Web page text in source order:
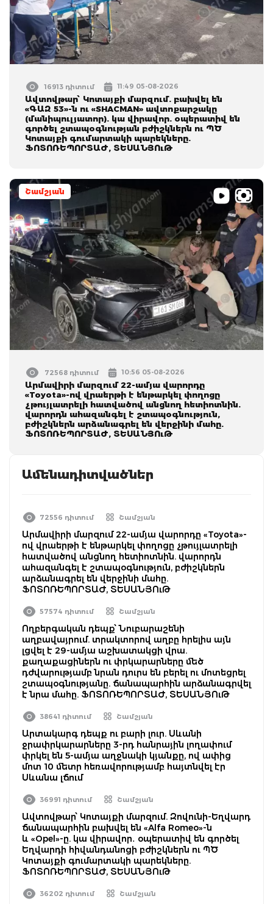
16913 դիտում 11:49 05-08-2026
Ավտովթար՝ Կոտայքի մարզում. բախվել են
«ԳԱԶ 53»-ն ու «SHACMAN» ավտոքարշակը
(մանիպուլյատոր). կա վիրավոր. օպերատիվ են
գործել շտապօգնության բժիշկներն ու ՊԾ
Կոտայքի գումարտակի պարեկները.
ՖՈՏՈՌԵՊՈՐՏԱԺ, ՏԵՍԱՆՅՈւԹ
Շամշյան
72568 դիտում 10:56 05-08-2026
Արմավիրի մարզում 22-ամյա վարորդը
«Toyota»-ով վրաերթի է ենթարկել փողոցը
չթույլատրելի հատվածով անցնող հետիոտնին.
վարորդն ահազանգել է շտապօգնություն,
բժիշկներն արձանագրել են վերջինի մահը.
ՖՈՏՈՌԵՊՈՐՏԱԺ, ՏԵՍԱՆՅՈւԹ
Ամենադիտվածներ
72556 դիտում Շամշյան
Արմավիրի մարզում 22-ամյա վարորդը «Toyota»-
ով վրաերթի է ենթարկել փողոցը չթույլատրելի
հատվածով անցնող հետիոտնին. վարորդն
ահազանգել է շտապօգնություն, բժիշկներն
արձանագրել են վերջինի մահը.
ՖՈՏՈՌԵՊՈՐՏԱԺ, ՏԵՍԱՆՅՈւԹ
57574 դիտում Շամշյան
Ողբերգական դեպք՝ Նուբարաշենի
աղբավայրում. տրակտորով աղբը հրելիս այն
լցվել է 29-ամյա աշխատակցի վրա.
քաղաքացիներն ու փրկարարները մեծ
դժվարությամբ նրան դուրս են բերել ու մոտեցրել
շտապօգնությանը. ճանապարհին արձանագրվել
է նրա մահը. ՖՈՏՈՌԵՊՈՐՏԱԺ, ՏԵՍԱՆՅՈւԹ
38641 դիտում Շամշյան
Արտակարգ դեպք ու բարի լուր. Սևանի
ջրափրկարարները 3-րդ հանրային լողափում
փրկել են 5-ամյա աղջնակի կյանքը, ով ափից
մոտ 10 մետր հեռավորությամբ հայտնվել էր
Սևանա լճում
36991 դիտում Շամշյան
Ավտովթար՝ Կոտայքի մարզում. Զովունի-Եղվարդ
ճանապարհին բախվել են «Alfa Romeo»-ն
և «Opel»-ը. կա վիրավոր․ օպերատիվ են գործել
Եղվարդի հիվանդանոցի բժիշկներն ու ՊԾ
Կոտայքի գումարտակի պարեկները.
ՖՈՏՈՌԵՊՈՐՏԱԺ, ՏԵՍԱՆՅՈւԹ
36202 դիտում Շամշյան